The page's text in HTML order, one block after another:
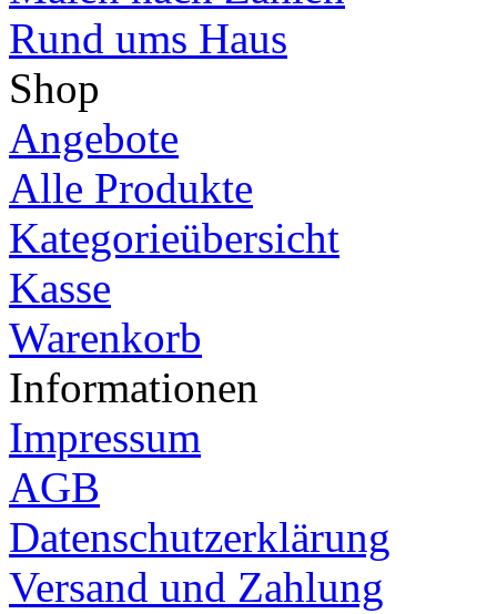
Rund ums Haus
Shop
Angebote
Alle Produkte
Kategorieübersicht
Kasse
Warenkorb
Informationen
Impressum
AGB
Datenschutzerklärung
Versand und Zahlung